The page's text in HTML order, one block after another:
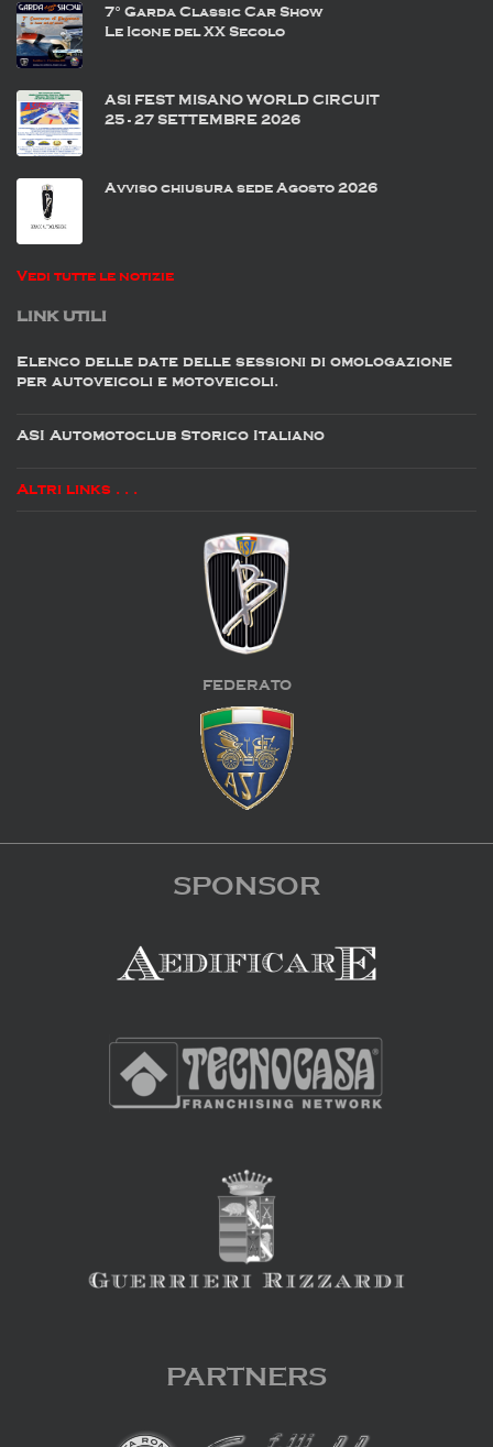
7° Garda Classic Car Show
Le Icone del XX Secolo
ASI FEST MISANO WORLD CIRCUIT
25 - 27 SETTEMBRE 2026
Avviso chiusura sede Agosto 2026
Vedi tutte le notizie
LINK UTILI
Elenco delle date delle sessioni di omologazione
per autoveicoli e motoveicoli.
ASI Automotoclub Storico Italiano
Altri links . . .
FEDERATO
SPONSOR
PARTNERS